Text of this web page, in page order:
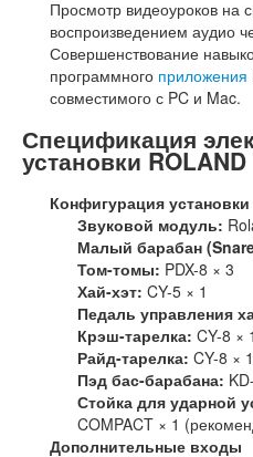
Просмотр видеоуроков
воспроизведением аудио
Совершенствование
программного приложения
совместимого с PC и Mac.
Спецификация
установки
Конфигурация установки
Звуковой модуль:
Малый барабан
Том-томы: PDX-8 × 3
Хай-хэт: CY-5 × 1
Педаль управления
Крэш-тарелка: CY-8 × 1
Райд-тарелка: CY-8 × 1
Пэд бас-барабана:
Стойка для ударной
COMPACT × 1
Дополнительные входы